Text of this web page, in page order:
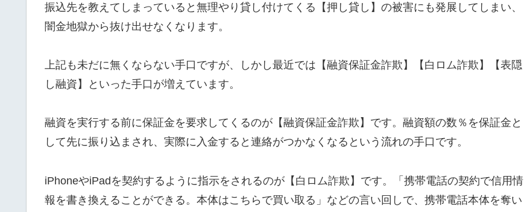
振込先を教えてしまっていると無理やり貸し付けてくる【押し貸し】の被害にも発展してしまい、
闇金地獄から抜け出せなくなります。
上記も未だに無くならない手口ですが、しかし最近では【融資保証金詐欺】【白ロム詐欺】【表隠
し融資】といった手口が増えています。
融資を実行する前に保証金を要求してくるのが【融資保証金詐欺】です。融資額の数％を保証金と
して先に振り込まされ、実際に入金すると連絡がつかなくなるという流れの手口です。
iPhoneやiPadを契約するように指示をされるのが【白ロム詐欺】です。「携帯電話の契約で信用情
報を書き換えることができる。本体はこちらで買い取る」などの言い回しで、携帯電話本体を奪い